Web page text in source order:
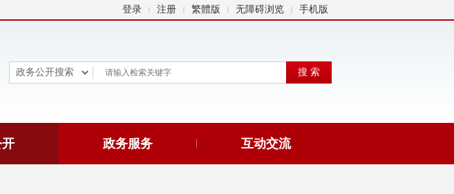
登录 | 注册 | 繁體版 | 无障碍浏览 | 手机版
政务服务 互动交流